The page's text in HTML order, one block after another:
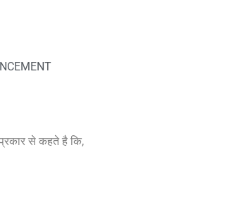
प्रकार से कहते है कि,